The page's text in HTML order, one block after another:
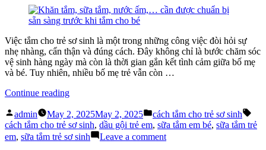
em”
tính
trong
sữa
tắm
trẻ
em
Việc tắm cho trẻ sơ sinh là một trong những công việc đòi hỏi sự
nhẹ nhàng, cẩn thận và đúng cách. Đây không chỉ là bước chăm sóc
vệ sinh hàng ngày mà còn là thời gian gắn kết tình cảm giữa bố mẹ
và bé. Tuy nhiên, nhiều bố mẹ trẻ vẫn còn …
Continue reading“Cách
cho
trẻ
sơ
Posted
by
admin May 2, 2025May 2, 2025
Posted
in
cách tắm cho trẻ sơ sinh
cách tắm cho trẻ sơ sinh, dầu gội trẻ em, sữa tắm em bé, sữa tắm trẻ
em, sữa tắm trẻ sơ sinh Leave a commenton